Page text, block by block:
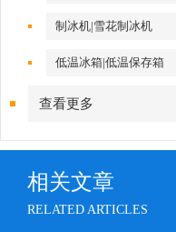
制冰机|雪花制冰机
低温冰箱|低温保存箱
查看更多
相关文章
RELATED ARTICLES